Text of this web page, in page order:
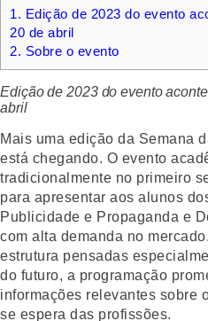
1. Edição de 2023 do evento
20 de abril
2. Sobre o evento
Edição de 2023 do evento
abril
Mais uma edição da Semana
está chegando. O evento
tradicionalmente no primeiro
para apresentar aos alunos
Publicidade e Propaganda e
com alta demanda no
estrutura pensadas
do futuro, a programação
informações relevantes sobre
se espera das profissões.